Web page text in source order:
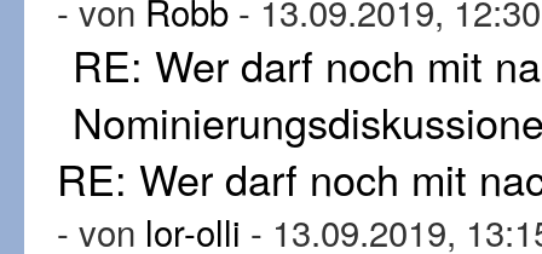
- von Robb - 13.09.2019, 12:30
RE: Wer darf noch mit
RE: Wer darf noch mit
- von lor-olli - 13.09.2019,